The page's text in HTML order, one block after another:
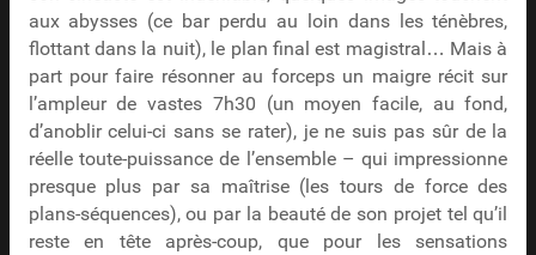
aux abysses (ce bar perdu au loin dans les ténèbres,
flottant dans la nuit), le plan final est magistral… Mais à
part pour faire résonner au forceps un maigre récit sur
l’ampleur de vastes 7h30 (un moyen facile, au fond,
d’anoblir celui-ci sans se rater), je ne suis pas sûr de la
réelle toute-puissance de l’ensemble – qui impressionne
presque plus par sa maîtrise (les tours de force des
plans-séquences), ou par la beauté de son projet tel qu’il
reste en tête après-coup, que pour les sensations